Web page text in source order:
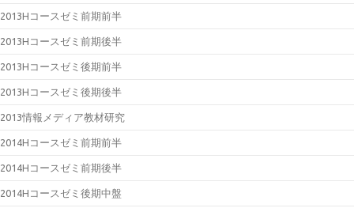
2013Hコースゼミ前期前半
2013Hコースゼミ前期後半
2013Hコースゼミ後期前半
2013Hコースゼミ後期後半
2013情報メディア教材研究
2014Hコースゼミ前期前半
2014Hコースゼミ前期後半
2014Hコースゼミ後期中盤